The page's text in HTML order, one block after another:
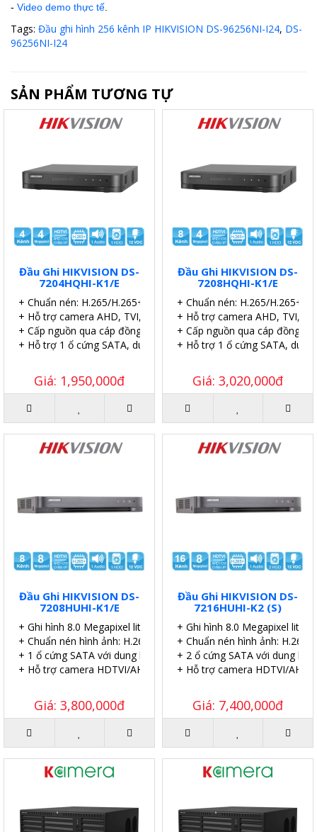
- Video demo thực tế
Tags: Đầu ghi hình 256 kênh IP HIKVISION DS-96256NI-I24, DS-
96256NI-I24
SẢN PHẨM TƯƠNG TỰ
Đầu Ghi HIKVISION DS-
7204HQHI-K1/E
+ Chuẩn nén: H.265/H.265+.
+ Hỗ trợ camera AHD, TVI, CVI, IP
+ Cấp nguồn qua cáp đồng trục (PoC).
+ Hỗ trợ 1 ổ cứng SATA, dung lượng 6TB.
Giá: 1,950,000đ
Đầu Ghi HIKVISION DS-
7208HQHI-K1/E
+ Chuẩn nén: H.265/H.265+.
+ Hỗ trợ camera AHD, TVI,
+ Cấp nguồn qua cáp đồng
+ Hỗ trợ 1 ổ cứng SATA,
Giá: 3,020,000đ
Đầu Ghi HIKVISION DS-
7208HUHI-K1/E
+ Ghi hình 8.0 Megapixel lite 8 kênh.
+ Chuẩn nén hình ảnh: H.265 Pro+/H.265 Pro.
+ 1 ổ cứng SATA với dung lượng 10TB.
+ Hỗ trợ camera HDTVI/AHD/CVI/CVBS/IP.
Giá: 3,800,000đ
Đầu Ghi HIKVISION DS-
7216HUHI-K2 (S)
+ Ghi hình 8.0 Megapixel lite 8
+ Chuẩn nén hình ảnh: H.265
+ 2 ổ cứng SATA với dung
+ Hỗ trợ camera HDTVI/AHD/
Giá: 7,400,000đ